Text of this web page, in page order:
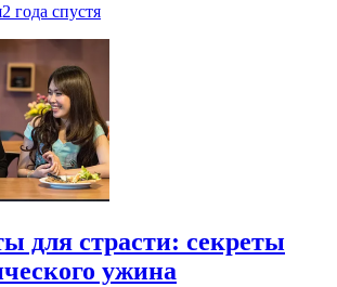
2 года спустя
для страсти: секреты
ужина